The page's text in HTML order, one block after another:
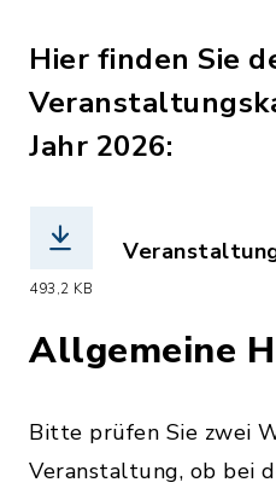
Hier finden Sie
Jahr 2026:
493,2 KB
Allgemeine
Bitte prüfen Sie zwei
Veranstaltung, ob bei